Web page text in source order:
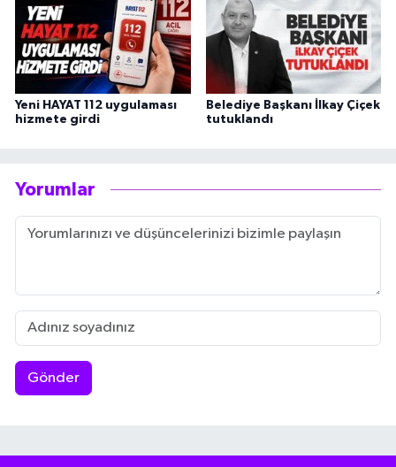
Yeni HAYAT 112 uygulaması
hizmete girdi
Belediye Başkanı İlkay Çiçek
tutuklandı
Yorumlar
Gönder